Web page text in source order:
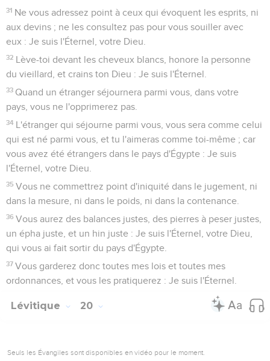
son iniquité.
Si un homme couche avec une femme pendant son
indisposition, et découvre sa nudité, s'il met à nu la source
de son sang et qu'elle découvre elle-même la source de son
sang, ils seront tous deux retranchés du milieu de leur
Tu ne découvriras point la nudité de la soeur de ta mère,
ni de la soeur de ton père ; car c'est découvrir sa proche
parente ; ils porteront leur iniquité.
20
Si un homme couche avec sa tante, il découvre la nudité
de son oncle ; ils porteront la peine de leur péché, ils
mourront sans enfants.
Si un homme prend la femme de son frère, c'est une
impureté ; il a découvert la nudité de son frère, ils seront
sans enfants.
22
Vous observerez toutes mes lois et toutes mes
ordonnances, et vous les pratiquerez ; afin que le pays où je
vous mène pour y habiter ne vous vomisse point.
23
Vous ne marcherez point selon les lois de la nation que je
vais chasser de devant vous ; car ils ont fait toutes ces
vous le donnerai pour le posséder, c'est un pays où coulent